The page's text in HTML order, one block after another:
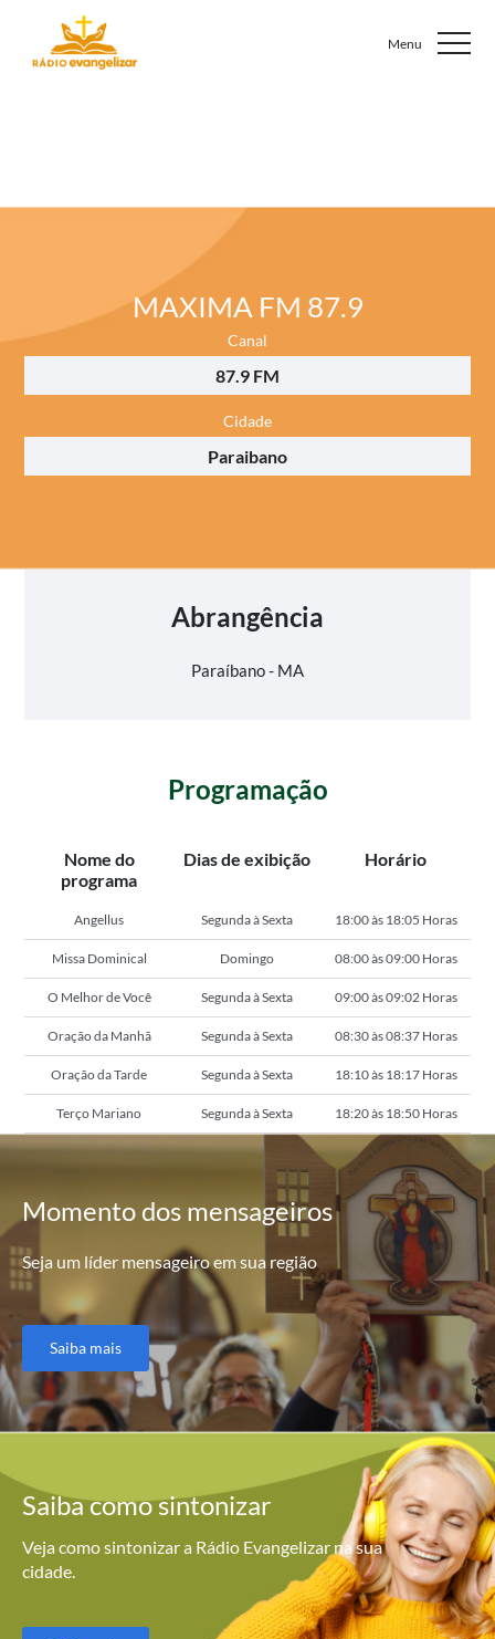
MAXIMA FM 87.9
Canal
87.9 FM
Cidade
Paraibano
Abrangência
Paraíbano - MA
Programação
Nome do
programa
Dias de exibição Horário
Angellus Segunda à Sexta 18:00 às 18:05 Horas
Missa Dominical Domingo 08:00 às 09:00 Horas
O Melhor de Você Segunda à Sexta 09:00 às 09:02 Horas
Oração da Manhã Segunda à Sexta 08:30 às 08:37 Horas
Oração da Tarde Segunda à Sexta 18:10 às 18:17 Horas
Terço Mariano Segunda à Sexta 18:20 às 18:50 Horas
Momentodos mensageiros
Seja um líder mensageiro em sua região
Saiba mais
Saiba comosintonizar
Veja como sintonizar a Rádio Evangelizar na sua
cidade.